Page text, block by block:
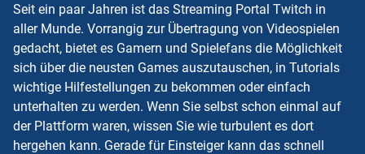
Seit ein paar Jahren ist das Streaming Portal Twitch in
aller Munde. Vorrangig zur Übertragung von Videospielen
gedacht, bietet es Gamern und Spielefans die Möglichkeit
sich über die neusten Games auszutauschen, in Tutorials
wichtige Hilfestellungen zu bekommen oder einfach
unterhalten zu werden. Wenn Sie selbst schon einmal auf
der Plattform waren, wissen Sie wie turbulent es dort
hergehen kann. Gerade für Einsteiger kann das schnell